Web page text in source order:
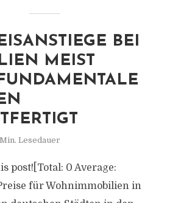
BEI
MEIST
Lesedauer
post![Total: 0 Average:
für Wohnimmobilien in